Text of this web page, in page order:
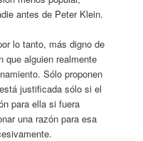
antes de Peter Klein.
lo tanto, más digno de
que alguien realmente
Sólo proponen
justificada sólo si el
para ella si fuera
una razón para esa